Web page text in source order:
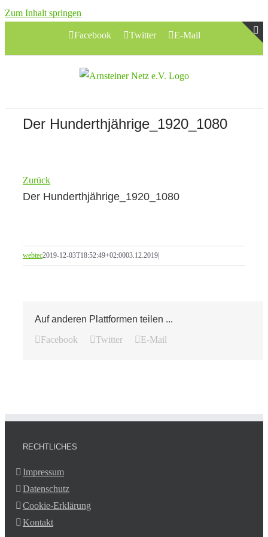
Zum Inhalt springen
Facebook Twitter E-Mail
Der Hunderthjährige_1920_1080
Zurück
Der Hunderthjährige_1920_1080
webtec2019-12-03T18:52:49+02:0003.12.2019|
Auf anderen Plattformen teilen ...
Facebook
Twitter E-Mail
RECHTLICHES
Impressum
Datenschutz
Cookie-Erklärung
Kontakt